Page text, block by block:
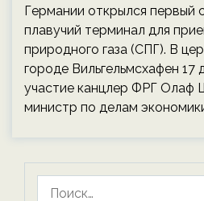
Германии открылся первый
плавучий терминал для
природного газа (СПГ). В
городе Вильгельмсхафен 17
участие канцлер ФРГ Олаф
министр по делам